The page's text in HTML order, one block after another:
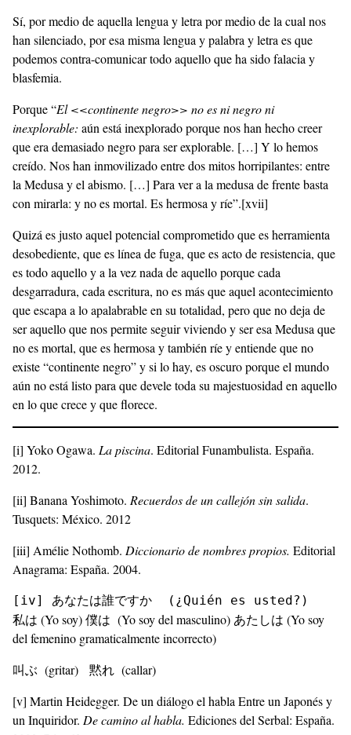
Sí, por medio de aquella lengua y letra por medio de la cual nos
han silenciado, por esa misma lengua y palabra y letra es que
podemos contra-comunicar todo aquello que ha sido falacia y
blasfemia.
Porque “El <<continente negro>> no es ni negro ni
inexplorable: aún está inexplorado porque nos han hecho creer
que era demasiado negro para ser explorable. […] Y lo hemos
creído. Nos han inmovilizado entre dos mitos horripilantes: entre
la Medusa y el abismo. […] Para ver a la medusa de frente basta
con mirarla: y no es mortal. Es hermosa y ríe”.[xvii]
Quizá es justo aquel potencial comprometido que es herramienta
desobediente, que es línea de fuga, que es acto de resistencia, que
es todo aquello y a la vez nada de aquello porque cada
desgarradura, cada escritura, no es más que aquel acontecimiento
que escapa a lo apalabrable en su totalidad, pero que no deja de
ser aquello que nos permite seguir viviendo y ser esa Medusa que
no es mortal, que es hermosa y también ríe y entiende que no
existe “continente negro” y si lo hay, es oscuro porque el mundo
aún no está listo para que devele toda su majestuosidad en aquello
en lo que crece y que florece.
[i] Yoko Ogawa. La piscina. Editorial Funambulista. España.
2012.
[ii] Banana Yoshimoto. Recuerdos de un callejón sin salida.
Tusquets: México. 2012
[iii] Amélie Nothomb. Diccionario de nombres propios. Editorial
Anagrama: España. 2004.
[iv] あなたは誰ですか  (¿Quién es usted?)
私は (Yo soy) 僕は (Yo soy del masculino) あたしは (Yo soy
del femenino gramaticalmente incorrecto)
叫ぶ (gritar) 黙れ (callar)
[v] Martin Heidegger. De un diálogo el habla Entre un Japonés y
un Inquiridor. De camino al habla. Ediciones del Serbal: España.